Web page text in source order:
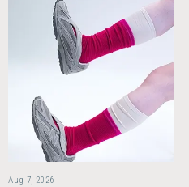
Aug 7, 2026